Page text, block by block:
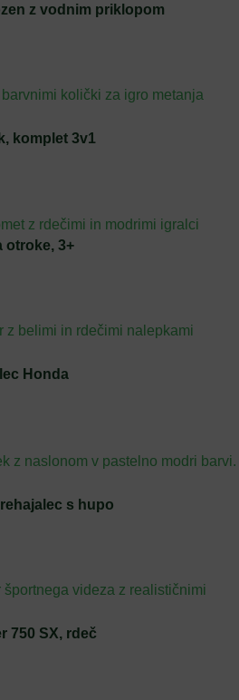
z vodnim priklopom
komplet 3v1
otroke, 3+
Honda
s hupo
750 SX, rdeč